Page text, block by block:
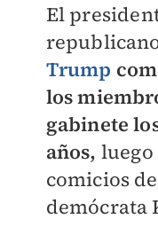
El
Trump
los
gabinete
años, luego
comicios
demócrata